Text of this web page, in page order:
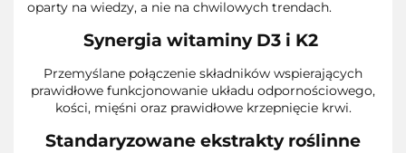
oparty na wiedzy, a nie na chwilowych trendach.
Synergia witaminy D3 i K2
Przemyślane połączenie składników wspierających
prawidłowe funkcjonowanie układu odpornościowego,
kości, mięśni oraz prawidłowe krzepnięcie krwi.
Standaryzowane ekstrakty roślinne